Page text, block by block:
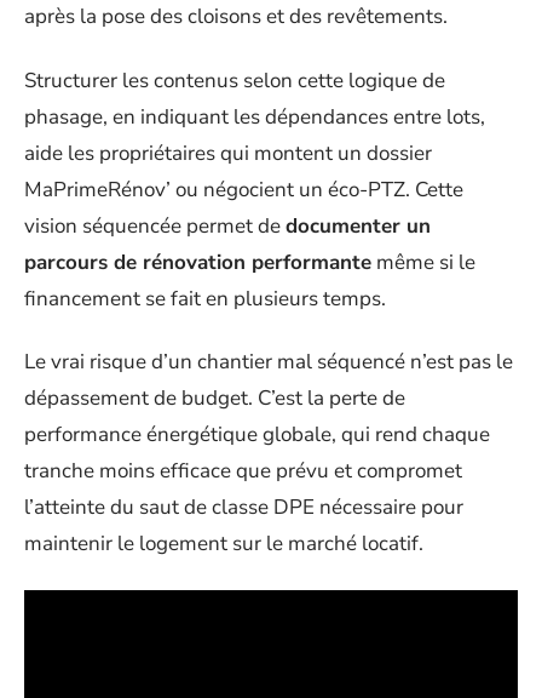
après la pose des cloisons et des revêtements.
Structurer les contenus selon cette logique de
phasage, en indiquant les dépendances entre lots,
aide les propriétaires qui montent un dossier
MaPrimeRénov’ ou négocient un éco-PTZ. Cette
vision séquencée permet dedocumenter un
parcours de rénovation performante même si le
financement se fait en plusieurs temps.
Le vrai risque d’un chantier mal séquencé n’est pas le
dépassement de budget. C’est la perte de
performance énergétique globale, qui rend chaque
tranche moins efficace que prévu et compromet
l’atteinte du saut de classe DPE nécessaire pour
maintenir le logement sur le marché locatif.